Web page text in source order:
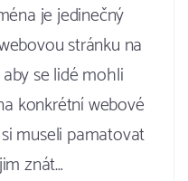
je jedinečný
stránku na
se lidé mohli
konkrétní webové
museli pamatovat
znát…